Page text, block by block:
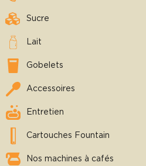
Sucre
Lait
Gobelets
Accessoires
Entretien
Cartouches Fountain
Nos machines à cafés